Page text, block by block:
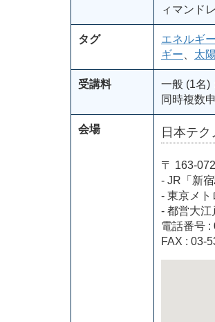
ィマンド
タグ エネルギー
ギー
太
受講料
一般 (1名)
同時複数
会場 日本テ
〒 163-
- JR「新
- 東京メト
- 都営大江
電話番号 :
FAX : 03-